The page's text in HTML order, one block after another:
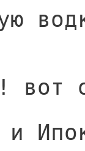
вот
и